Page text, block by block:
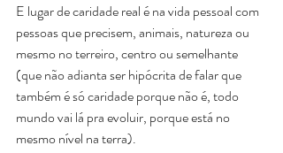
E lugar de caridade real é na vida pessoal com
pessoas que precisem, animais, natureza ou
mesmo no terreiro, centro ou semelhante
(que não adianta ser hipócrita de falar que
também é só caridade porque não é, todo
mundo vai lá pra evoluir, porque está no
mesmo nível na terra).